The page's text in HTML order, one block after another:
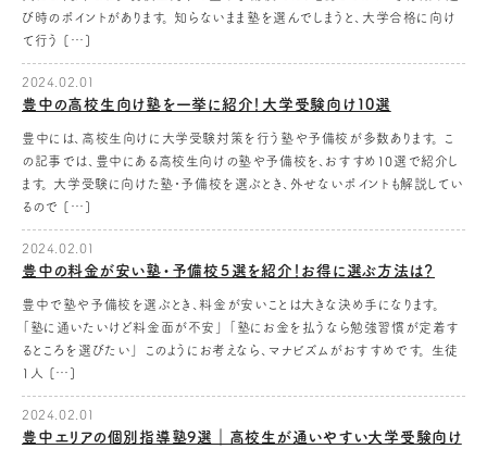
び時のポイントがあります。 知らないまま塾を選んでしまうと、大学合格に向け
て行う […]
2024.02.01
豊中の高校生向け塾を一挙に紹介！大学受験向け10選
豊中には、高校生向けに大学受験対策を行う塾や予備校が多数あります。 こ
の記事では、豊中にある高校生向けの塾や予備校を、おすすめ10選で紹介し
ます。 大学受験に向けた塾・予備校を選ぶとき、外せないポイントも解説してい
るので […]
2024.02.01
豊中の料金が安い塾・予備校５選を紹介！お得に選ぶ方法は？
豊中で塾や予備校を選ぶとき、料金が安いことは大きな決め手になります。
「塾に通いたいけど料金面が不安」 「塾にお金を払うなら勉強習慣が定着す
るところを選びたい」 このようにお考えなら、マナビズムがおすすめです。 生徒
1人 […]
2024.02.01
豊中エリアの個別指導塾9選｜高校生が通いやすい大学受験向け